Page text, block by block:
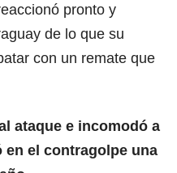
pronto y
de lo que su
con un remate que
ataque e incomodó a
en el contragolpe una